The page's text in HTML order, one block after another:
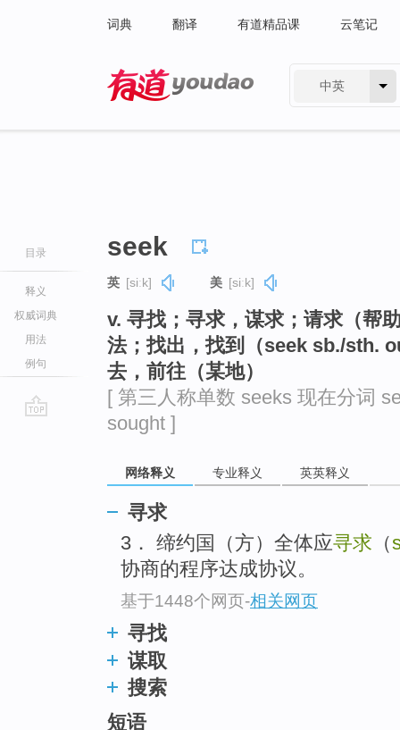
词典 翻译 有道精品课 云笔记
中英
目录
释义
权威词典
用法
例句
seek
英 [siːk] 美 [siːk]
v. 寻找；寻求，谋求；请求（帮
法；找出，找到（seek sb./sth.
去，前往（某地）
[ 第三人称单数 seeks 现在分词
sought ]
网络释义 专业释义 英英释义
寻求
3． 缔约国（方）全体应寻求 （
协商的程序达成协议。
基于1448个网页-相关网页
寻找
谋取
搜索
短语